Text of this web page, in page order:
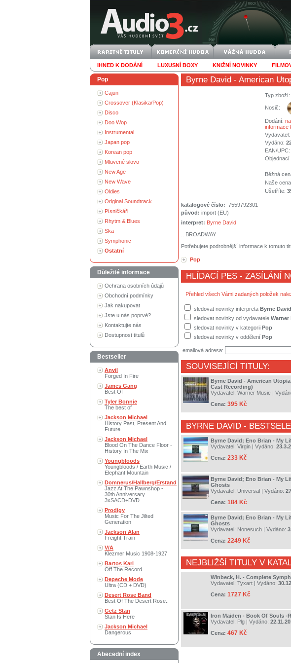
IHNED K DODÁNÍ LUXUSNÍ BOXY KNIŽNÍ NOVINKY
Pop
Cajun
Crossover (Klasika/Pop)
Disco
Doo Wop
Instrumental
Japan pop
Korean pop
Mluvené slovo
New Age
New Wave
Oldies
Original Soundtrack
Písničkáři
Rhytm & Blues
Ska
Symphonic
Ostatní
Důležité informace
Ochrana osobních údajů
Obchodní podmínky
Jak nakupovat
Jste u nás poprvé?
Kontaktujte nás
Dostupnost titulů
Bestseller
Anvil
Forged In Fire
James Gang
Best Of
Tyler Bonnie
The best of
Jackson Michael
History Past, Present And
Future
Jackson Michael
Blood On The Dance Floor -
History In The Mix
Youngbloods
Youngbloods / Earth Music /
Elephant Mountain
Domnerus/Hallberg/Erstand
Jazz At The Pawnshop -
30th Anniversary
3xSACD+DVD
Prodigy
Music For The Jilted
Generation
Jackson Alan
Freight Train
V/A
Klezmer Music 1908-1927
Bartos Karl
Off The Record
Depeche Mode
Ultra (CD + DVD)
Desert Rose Band
Best Of The Desert Rose..
Getz Stan
Stan Is Here
Jackson Michael
Dangerous
Abecední index
Byrne David - American
Typ zboží:
Nosič:
Dodání:
informace
Vydavatel:
Vydáno:
EAN/
Objednací
Běžná
Naše
Ušetříte:
katalogové číslo: 7559792301
původ: import (EU)
interpret: Byrne David
.. BROADWAY
Potřebujete podrobnější informace k tomuto
Pop
HLÍDACÍ PES - ZASÍLÁNÍ
Přehled všech Vámi zadaných položek
sledovat novinky interpreta Byrne David
sledovat novinky od vydavatele Warner
sledovat novinky v kategorii Pop
sledovat novinky v oddělení Pop
emailová adresa:
SOUVISEJÍCÍ TITULY:
Byrne David - American
Cast Recording)
Vydavatel: Warner Music |
Cena: 395 Kč
BYRNE DAVID -
Byrne David; Eno Brian - My
Vydavatel: Virgin | Vydáno:
Cena: 233 Kč
Byrne David; Eno Brian - My
Ghosts
Vydavatel: Universal | Vydáno:
Cena: 184 Kč
Byrne David; Eno Brian - My
Ghosts
Vydavatel: Nonesuch | Vydáno:
Cena: 2249 Kč
NEJBLIŽŠÍ TITULY V
Winbeck, H. - Complete
Vydavatel: Tyxart | Vydáno:
Cena: 1727 Kč
Iron Maiden - Book Of Souls -
Vydavatel: Plg | Vydáno:
Cena: 467 Kč